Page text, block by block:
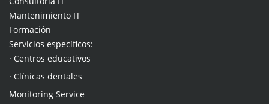
Mantenimiento IT
Formación
Servicios específicos:
· Centros educativos
· Clínicas dentales
Monitoring Service